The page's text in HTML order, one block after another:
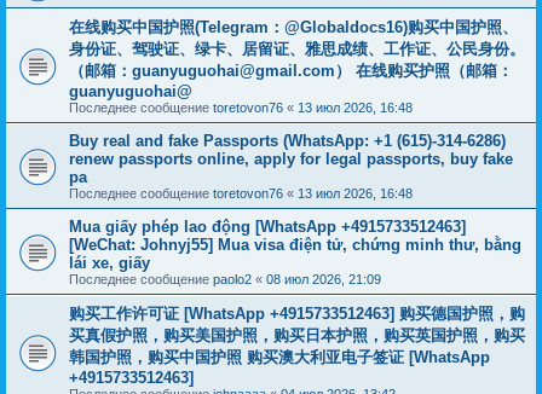
在线购买中国护照(Telegram：@Globaldocs16)购买中国护照、
身份证、驾驶证、绿卡、居留证、雅思成绩、工作证、公民身份。
（邮箱： guanyuguohai@gmail.com ） 在线购买护照（邮箱：
guanyuguohai@
Последнее сообщение toretovon76 « 13 июл 2026, 16:48
Buy real and fake Passports (WhatsApp: +1 (615)-314-6286)
renew passports online, apply for legal passports, buy fake
pa
Последнее сообщение toretovon76 « 13 июл 2026, 16:48
Mua giấy phép lao động [WhatsApp +4915733512463]
[WeChat: Johnyj55] Mua visa điện tử, chứng minh thư, bằng
lái xe, giấy
Последнее сообщение paolo2 « 08 июл 2026, 21:09
购买工作许可证 [WhatsApp +4915733512463] 购买德国护照，购
买真假护照，购买美国护照，购买日本护照，购买英国护照，购买
韩国护照，购买中国护照 购买澳大利亚电子签证 [WhatsApp
+4915733512463]